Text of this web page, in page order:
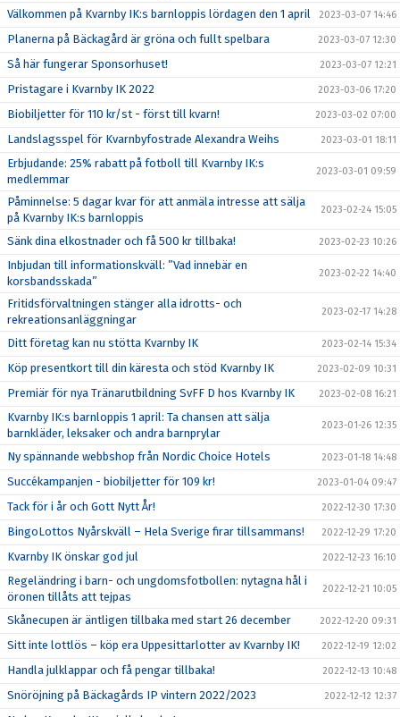
Välkommen på Kvarnby IK:s barnloppis lördagen den 1 april 2023-03-07 14:46
Planerna på Bäckagård är gröna och fullt spelbara 2023-03-07 12:30
Så här fungerar Sponsorhuset! 2023-03-07 12:21
Pristagare i Kvarnby IK 2022 2023-03-06 17:20
Biobiljetter för 110 kr/st - först till kvarn! 2023-03-02 07:00
Landslagsspel för Kvarnbyfostrade Alexandra Weihs 2023-03-01 18:11
Erbjudande: 25% rabatt på fotboll till Kvarnby IK:s
medlemmar
2023-03-01 09:59
Påminnelse: 5 dagar kvar för att anmäla intresse att sälja
på Kvarnby IK:s barnloppis
2023-02-24 15:05
Sänk dina elkostnader och få 500 kr tillbaka! 2023-02-23 10:26
Inbjudan till informationskväll: ”Vad innebär en
korsbandsskada”
2023-02-22 14:40
Fritidsförvaltningen stänger alla idrotts- och
rekreationsanläggningar
2023-02-17 14:28
Ditt företag kan nu stötta Kvarnby IK 2023-02-14 15:34
Köp presentkort till din käresta och stöd Kvarnby IK 2023-02-09 10:31
Premiär för nya Tränarutbildning SvFF D hos Kvarnby IK 2023-02-08 16:21
Kvarnby IK:s barnloppis 1 april: Ta chansen att sälja
barnkläder, leksaker och andra barnprylar
2023-01-26 12:35
Ny spännande webbshop från Nordic Choice Hotels 2023-01-18 14:48
Succékampanjen - biobiljetter för 109 kr! 2023-01-04 09:47
Tack för i år och Gott Nytt År! 2022-12-30 17:30
BingoLottos Nyårskväll – Hela Sverige firar tillsammans! 2022-12-29 17:20
Kvarnby IK önskar god jul 2022-12-23 16:10
Regeländring i barn- och ungdomsfotbollen: nytagna hål i
öronen tillåts att tejpas
2022-12-21 10:05
Skånecupen är äntligen tillbaka med start 26 december 2022-12-20 09:31
Sitt inte lottlös – köp era Uppesittarlotter av Kvarnby IK! 2022-12-19 12:02
Handla julklappar och få pengar tillbaka! 2022-12-13 10:48
Snöröjning på Bäckagårds IP vintern 2022/2023 2022-12-12 12:37